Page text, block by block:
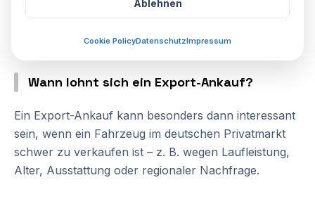
Fahrzeug deutlich attraktiver sein. Wir prüfen, ob ein
Wann lohnt sich ein Export-Ankauf?
Ein Export-Ankauf kann besonders dann interessant
sein, wenn ein Fahrzeug im deutschen Privatmarkt
schwer zu verkaufen ist – z. B. wegen Laufleistung,
Alter, Ausstattung oder regionaler Nachfrage.
Ablehnen
Cookie PolicyDatenschutzImpressum